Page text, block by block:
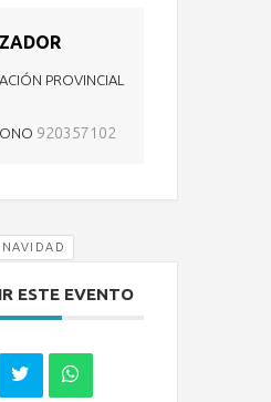
PROVINCIAL
920357102
NAVIDAD
ESTE EVENTO